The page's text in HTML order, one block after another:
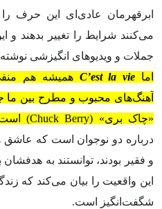
ابرقهرمان عادی‌ای این حرف
می‌کنند شرایط را تغییر بدهند و
جملات و ویدیوهای انگیزشی
اما C’est la vie همیشه هم
«چاک بری» (Chuck Berry) است.
درباره دو نوجوان است که عاشق
و فقیر بودند، توانستند به
این واقعیت را بیان می‌کند که
شگفت‌انگیز است.